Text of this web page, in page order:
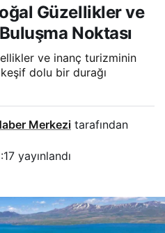
Güzellikler ve
Noktası
ve inanç turizminin
dolu bir durağı
Merkezi tarafından
yayınlandı